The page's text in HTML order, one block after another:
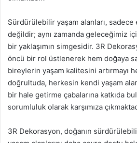
Sürdürülebilir yaşam alanları,
değildir; aynı zamanda geleceğimiz
bir yaklaşımın simgesidir. 3R
öncü bir rol üstlenerek hem doğaya
bireylerin yaşam kalitesini artırmayı
doğrultuda, herkesin kendi yaşam
bir hale getirme çabalarına katkıda
sorumluluk olarak karşımıza
3R Dekorasyon, doğanın